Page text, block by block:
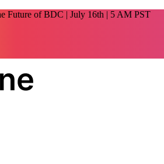
Future of BDC | July 16th | 5 AM PST